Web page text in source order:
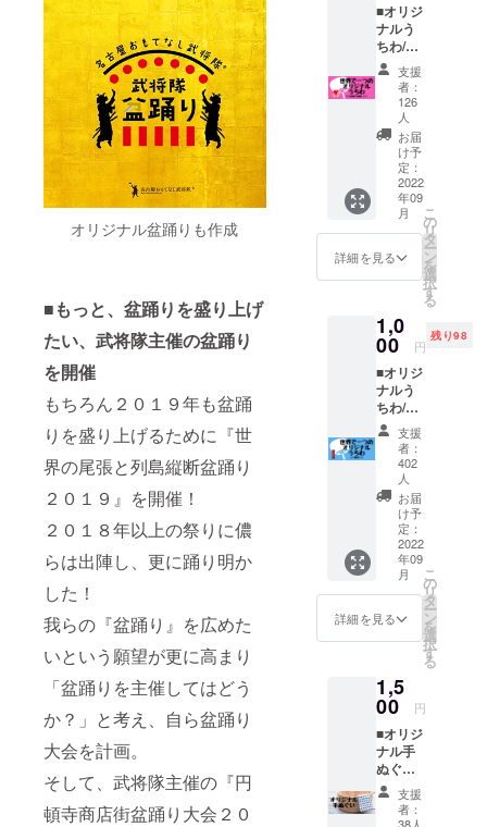
オリジナル盆踊りも作成
■もっと、盆踊りを盛り上げ
たい、武将隊主催の盆踊り
を開催
もちろん２０１９年も盆踊
りを盛り上げるために『世
界の尾張と列島縦断盆踊り
２０１９』を開催！
２０１８年以上の祭りに儂
らは出陣し、更に踊り明か
した！
我らの『盆踊り』を広めた
いという願望が更に高まり
「盆踊りを主催してはどう
か？」と考え、自ら盆踊り
大会を計画。
そして、武将隊主催の『円
頓寺商店街盆踊り大会２０
■オリジ
ナルう
ちわ/会
場でお
渡し(限
定200
本) 片面
はメイ
ンビ
ジュア
ル、片
面は武
将隊が1
つず
つ、文
ます。
世界で
ひとつ
のうち
わで
す。 盆
踊り大
会当
日、武
将隊か
ら直接
お渡し
いたし
ます。
「うち
サイ
ズ：
縦:345
mm(持
つ部分
130mm
) 骨材
質：ポ
リプロ
ピレン
支援
者：
126
人
お届
け予
定：
2022
年09
月
詳細を見る
こ
の
リ
タ
ー
ン
を
選
択
す
る
1,0
00 円
残り98
■オリジ
ナルう
ちわ/郵
送(限定
500本)
片面は
メイン
ビジュ
アル、
片面は
武将隊
が1つず
つ、文
字や絵
を手書
たった
ひとつ
わで
す。 郵
送でお
届けし
ます。
支援
者：
402
人
お届
け予
定：
2022
年09
月
詳細を見る
こ
の
リ
タ
ー
ン
を
選
択
す
る
1,5
00 円
■オリジ
ナル手
ぬぐい
盆踊り
大会限
定のオ
支援
者：